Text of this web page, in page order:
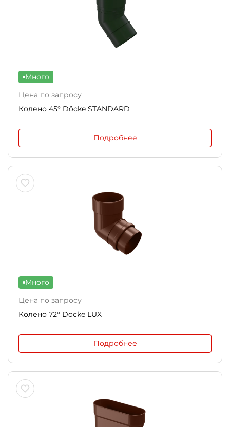
Много
Цена по запросу
Колено 45° Döcke STANDARD
Подробнее
Много
Цена по запросу
Колено 72° Docke LUX
Подробнее